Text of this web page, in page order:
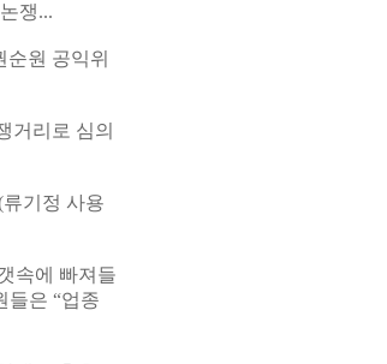
쟁...
원 공익위
거리로 심의
기정 사용
속에 빠져들
들은 “업종